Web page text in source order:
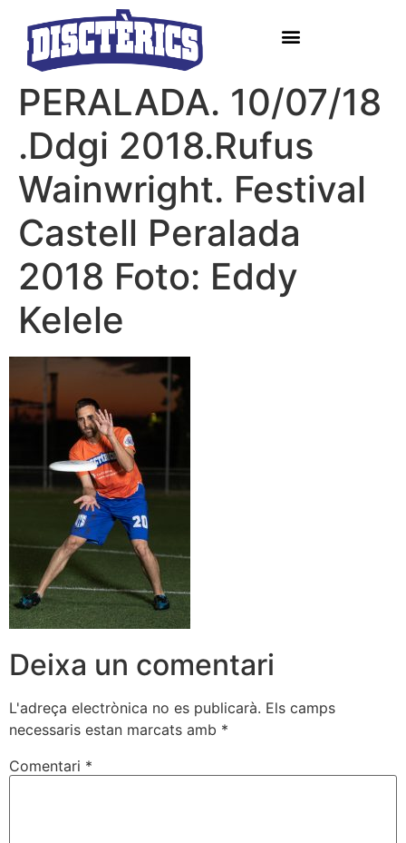
PERALADA. 10/07/18
.Ddgi 2018.Rufus
Wainwright. Festival
Castell Peralada
2018 Foto: Eddy
Kelele
Deixa un comentari
L'adreça electrònica no es publicarà. Els camps
necessaris estan marcats amb *
Comentari *